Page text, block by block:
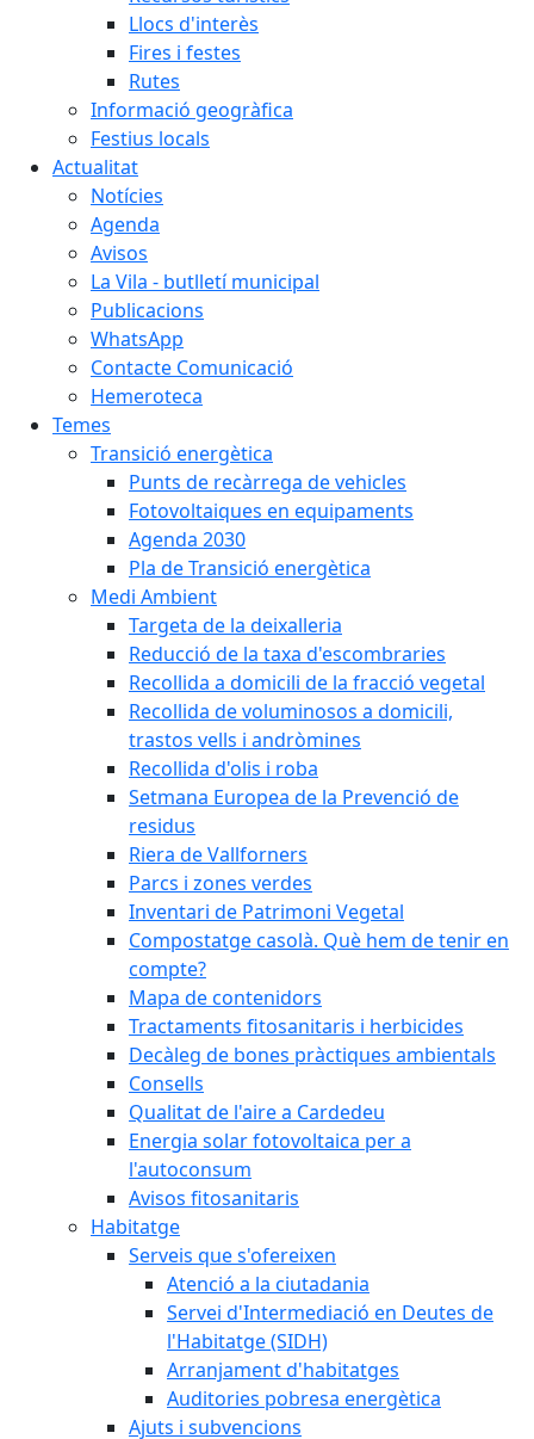
Llocs d'interès
Fires i festes
Rutes
Informació geogràfica
Festius locals
Actualitat
Notícies
Agenda
Avisos
La Vila - butlletí municipal
Publicacions
WhatsApp
Contacte Comunicació
Hemeroteca
Temes
Transició energètica
Punts de recàrrega de vehicles
Fotovoltaiques en equipaments
Agenda 2030
Pla de Transició energètica
Medi Ambient
Targeta de la deixalleria
Reducció de la taxa d'escombraries
Recollida a domicili de la fracció vegetal
Recollida de voluminosos a domicili,
trastos vells i andròmines
Recollida d'olis i roba
Setmana Europea de la Prevenció de
residus
Riera de Vallforners
Parcs i zones verdes
Inventari de Patrimoni Vegetal
Compostatge casolà. Què hem de tenir en
compte?
Mapa de contenidors
Tractaments fitosanitaris i herbicides
Decàleg de bones pràctiques ambientals
Consells
Qualitat de l'aire a Cardedeu
Energia solar fotovoltaica per a
l'autoconsum
Avisos fitosanitaris
Habitatge
Serveis que s'ofereixen
Atenció a la ciutadania
Servei d'Intermediació en Deutes de
l'Habitatge (SIDH)
Arranjament d'habitatges
Auditories pobresa energètica
Ajuts i subvencions